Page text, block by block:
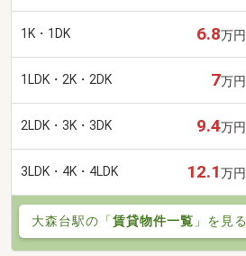
1K・1DK 6.8万円
1LDK・2K・2DK 7万円
2LDK・3K・3DK 9.4万円
3LDK・4K・4LDK 12.1万円
大森台駅の「賃貸物件一覧 」を見る